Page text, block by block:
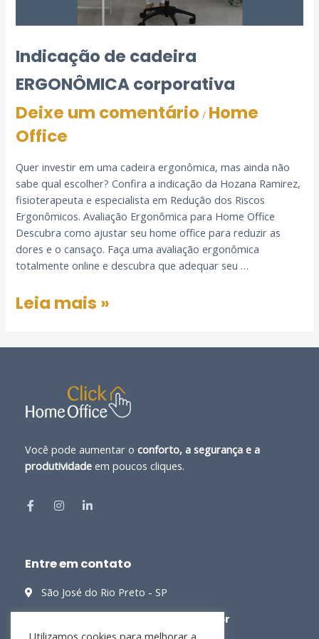
Indicação de cadeira
ERGONÔMICA corporativa
Deixe um comentário / Home
Office
Quer investir em uma cadeira ergonômica, mas ainda não
sabe qual escolher? Confira a indicação da Hozana Ramirez,
fisioterapeuta e especialista em Redução dos Riscos
Ergonômicos. Avaliação Ergonômica para Home Office
Descubra como ajustar seu home office para reduzir as
dores e o cansaço. Faça uma avaliação ergonômica
totalmente online e descubra que adequar seu …
Leia mais »
Você pode aumentar o conforto, a segurança e a
produtividade em poucos cliques.
Entre em contato
São José do Rio Preto - SP
contato@clickhomeoffice.com.br
Utilizamos cookies para melhorar a